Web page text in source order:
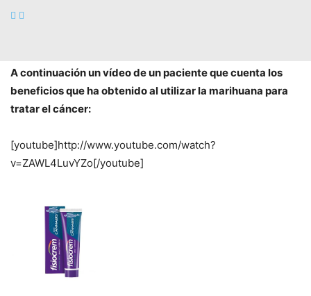
efecto antivómito y estimula el apetito del paciente que
A continuación un vídeo de un paciente que cuenta los
beneficios que ha obtenido al utilizar la marihuana para
tratar el cáncer:
[youtube]http://www.youtube.com/watch?
v=ZAWL4LuvYZo[/youtube]